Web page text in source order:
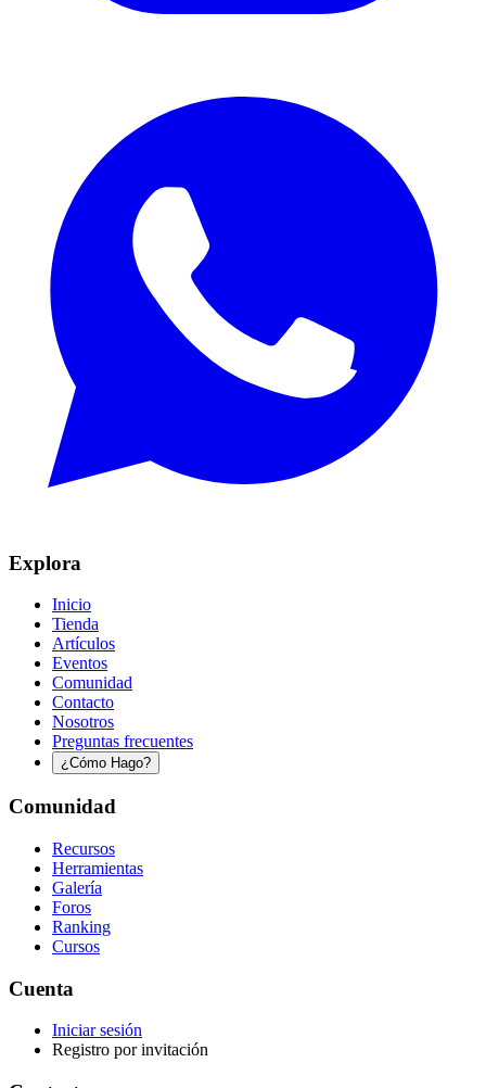
Explora
Inicio
Tienda
Artículos
Eventos
Comunidad
Contacto
Nosotros
Preguntas frecuentes
¿Cómo Hago?
Comunidad
Recursos
Herramientas
Galería
Foros
Ranking
Cursos
Cuenta
Iniciar sesión
Registro por invitación